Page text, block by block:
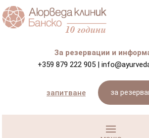
За резервации и
+359 879 222 905 |
запитване за